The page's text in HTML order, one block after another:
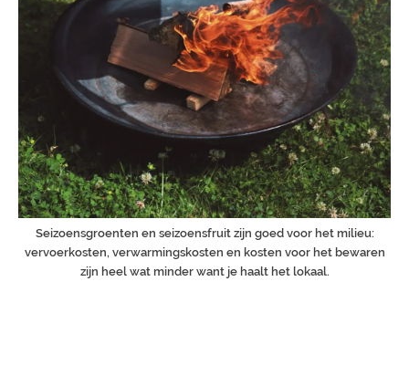
Seizoensgroenten en seizoensfruit zijn goed voor het milieu:
vervoerkosten, verwarmingskosten en kosten voor het bewaren
zijn heel wat minder want je haalt het lokaal.